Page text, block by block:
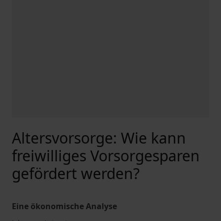
Altersvorsorge: Wie kann
freiwilliges Vorsorgesparen
gefördert werden?
Eine ökonomische Analyse